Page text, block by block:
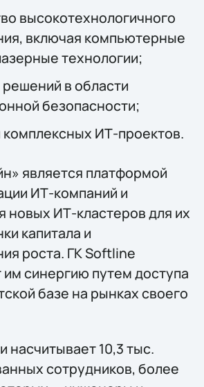
высокотехнологичного
включая компьютерные
технологии;
в области
безопасности;
комплексных ИТ-проектов.
является платформой
ИТ-компаний и
новых ИТ-кластеров для их
капитала и
роста. ГК Softline
синергию путем доступа
базе на рынках своего
насчитывает 10,3 тыс.
сотрудников, более